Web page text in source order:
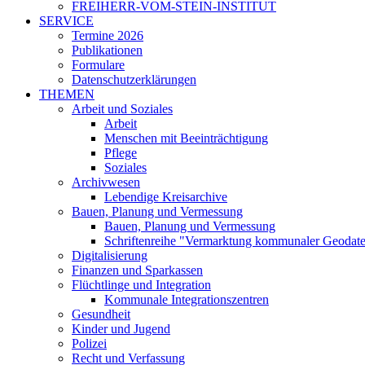
FREIHERR-VOM-STEIN-INSTITUT
SERVICE
Termine 2026
Publikationen
Formulare
Datenschutzerklärungen
THEMEN
Arbeit und Soziales
Arbeit
Menschen mit Beeinträchtigung
Pflege
Soziales
Archivwesen
Lebendige Kreisarchive
Bauen, Planung und Vermessung
Bauen, Planung und Vermessung
Schriftenreihe "Vermarktung kommunaler
Digitalisierung
Finanzen und Sparkassen
Flüchtlinge und Integration
Kommunale Integrationszentren
Gesundheit
Kinder und Jugend
Polizei
Recht und Verfassung